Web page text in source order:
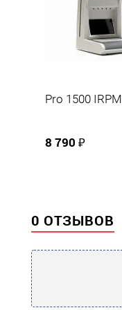
Прочие
Производитель
Pro 1500 IRPM
8 790 ₽
0 ОТЗЫВОВ